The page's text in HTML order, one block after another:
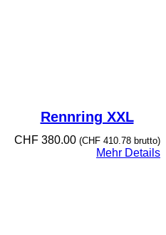
Rennring XXL
CHF380.00 (CHF410.78brutto)
Mehr Details